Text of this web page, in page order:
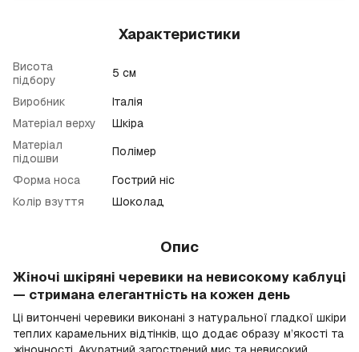
Характеристики
Висота
підбору
5 см
Виробник
Італія
Матеріал верху
Шкіра
Матеріал
підошви
Полімер
Форма носа
Гострий ніс
Колір взуття
Шоколад
Опис
Жіночі шкіряні черевики на невисокому каблуці
— стримана елегантність на кожен день
Ці витончені черевики виконані з натуральної гладкої шкіри
теплих карамельних відтінків, що додає образу м’якості та